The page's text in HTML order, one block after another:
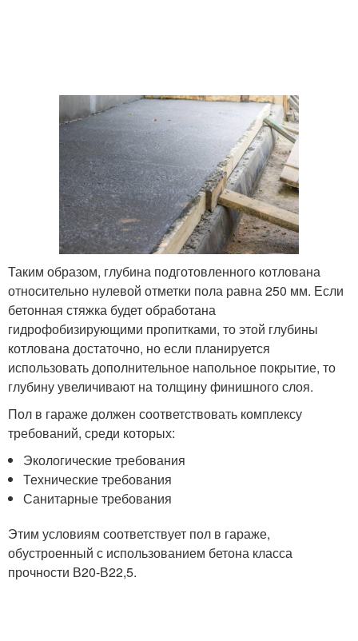
Таким образом, глубина подготовленного котлована
относительно нулевой отметки пола равна 250 мм. Если
бетонная стяжка будет обработана
гидрофобизирующими пропитками, то этой глубины
котлована достаточно, но если планируется
использовать дополнительное напольное покрытие, то
глубину увеличивают на толщину финишного слоя.
Пол в гараже должен соответствовать комплексу
требований, среди которых:
Экологические требования
Технические требования
Санитарные требования
Этим условиям соответствует пол в гараже,
обустроенный с использованием бетона класса
прочности В20-В22,5.